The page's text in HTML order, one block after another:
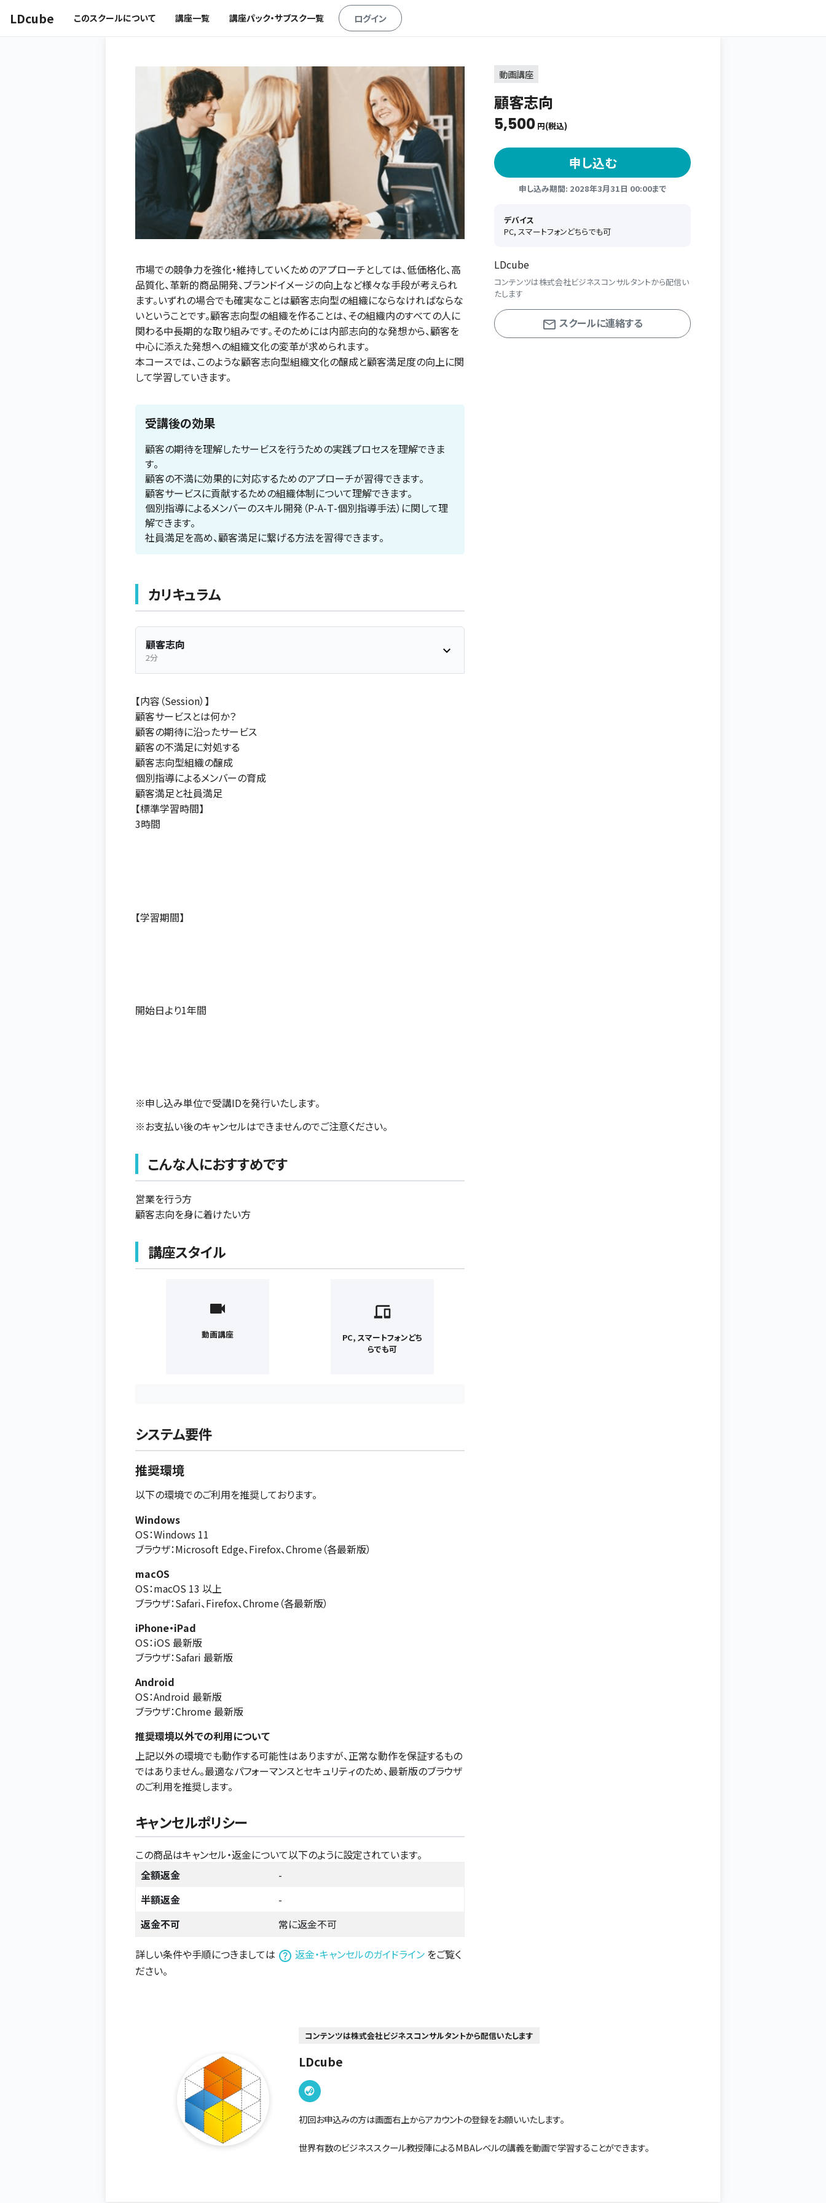
LDcube このスクールについて 講座一覧 講座パック・サブスク一覧 ログイン
市場での競争力を強化・維持していくためのアプローチとしては、低価格化、高
品質化、革新的商品開発、ブランドイメージの向上など様々な手段が考えられ
ます。いずれの場合でも確実なことは顧客志向型の組織にならなければならな
いということです。顧客志向型の組織を作ることは、その組織内のすべての人に
関わる中長期的な取り組みです。そのためには内部志向的な発想から、顧客を
中心に添えた発想への組織文化の変革が求められます。
本コースでは、このような顧客志向型組織文化の醸成と顧客満足度の向上に関
して学習していきます。
受講後の効果
顧客の期待を理解したサービスを行うための実践プロセスを理解できま
す。
顧客の不満に効果的に対応するためのアプローチが習得できます。
顧客サービスに貢献するための組織体制について理解できます。
個別指導によるメンバーのスキル開発（P-A-T-個別指導手法）に関して理
解できます。
社員満足を高め、顧客満足に繋げる方法を習得できます。
カリキュラム
顧客志向
2分
【内容（Session）】
顧客サービスとは何か？
顧客の期待に沿ったサービス
顧客の不満足に対処する
顧客志向型組織の醸成
個別指導によるメンバーの育成
顧客満足と社員満足
【標準学習時間】
3時間
【学習期間】
開始日より1年間
※申し込み単位で受講IDを発行いたします。
※お支払い後のキャンセルはできませんのでご注意ください。
こんな人におすすめです
営業を行う方
顧客志向を身に着けたい方
講座スタイル
動画講座
PC, スマートフォンどち
らでも可
システム要件
推奨環境
以下の環境でのご利用を推奨しております。
Windows
OS：Windows 11
ブラウザ：Microsoft Edge、Firefox、Chrome（各最新版）
macOS
OS：macOS 13 以上
ブラウザ：Safari、Firefox、Chrome（各最新版）
iPhone・iPad
OS：iOS 最新版
ブラウザ：Safari 最新版
Android
OS：Android 最新版
ブラウザ：Chrome 最新版
推奨環境以外での利用について
上記以外の環境でも動作する可能性はありますが、正常な動作を保証するもの
ではありません。最適なパフォーマンスとセキュリティのため、最新版のブラウザ
のご利用を推奨します。
キャンセルポリシー
この商品はキャンセル・返金について以下のように設定されています。
全額返金
-
半額返金
-
返金不可
常に返金不可
詳しい条件や手順につきましては 返金・キャンセルのガイドライン をご覧く
ださい。
動画講座
顧客志向
5,500 円(税込)
申し込む
申し込み期間: 2028年3月31日 00:00まで
デバイス
PC, スマートフォンどちらでも可
LDcube
コンテンツは株式会社ビジネスコンサルタントから配信い
たします
スクールに連絡する
コンテンツは株式会社ビジネスコンサルタントから配信いたします
LDcube
初回お申込みの方は画面右上からアカウントの登録をお願いいたします。
世界有数のビジネススクール教授陣によるMBAレベルの講義を動画で学習することができます。